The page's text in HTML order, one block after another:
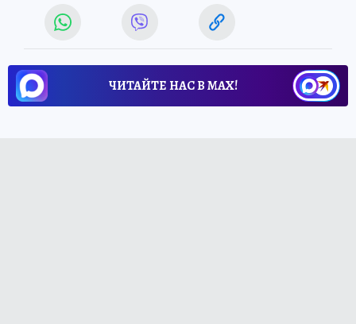
ЧИТАЙТЕ НАС В МАХ!